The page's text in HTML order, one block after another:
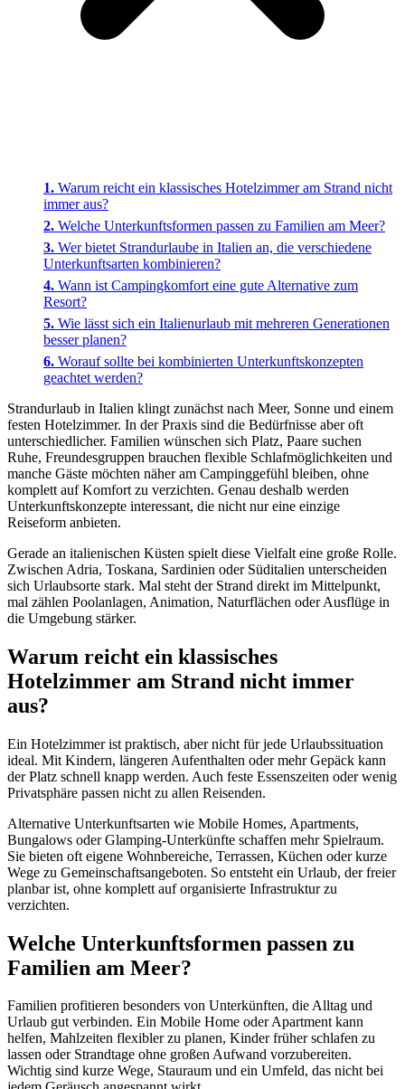
Warum reicht ein klassisches Hotelzimmer am Strand nicht
immer aus?
Welche Unterkunftsformen passen zu Familien am Meer?
Wer bietet Strandurlaube in Italien an, die verschiedene
Unterkunftsarten kombinieren?
Wann ist Campingkomfort eine gute Alternative zum
Resort?
Wie lässt sich ein Italienurlaub mit mehreren Generationen
besser planen?
Worauf sollte bei kombinierten Unterkunftskonzepten
geachtet werden?
Strandurlaub in Italien klingt zunächst nach Meer, Sonne und einem
festen Hotelzimmer. In der Praxis sind die Bedürfnisse aber oft
unterschiedlicher. Familien wünschen sich Platz, Paare suchen
Ruhe, Freundesgruppen brauchen flexible Schlafmöglichkeiten und
manche Gäste möchten näher am Campinggefühl bleiben, ohne
komplett auf Komfort zu verzichten. Genau deshalb werden
Unterkunftskonzepte interessant, die nicht nur eine einzige
Reiseform anbieten.
Gerade an italienischen Küsten spielt diese Vielfalt eine große Rolle.
Zwischen Adria, Toskana, Sardinien oder Süditalien unterscheiden
sich Urlaubsorte stark. Mal steht der Strand direkt im Mittelpunkt,
mal zählen Poolanlagen, Animation, Naturflächen oder Ausflüge in
die Umgebung stärker.
Warum reicht ein klassisches
Hotelzimmer am Strand nicht immer
aus?
Ein Hotelzimmer ist praktisch, aber nicht für jede Urlaubssituation
ideal. Mit Kindern, längeren Aufenthalten oder mehr Gepäck kann
der Platz schnell knapp werden. Auch feste Essenszeiten oder wenig
Privatsphäre passen nicht zu allen Reisenden.
Alternative Unterkunftsarten wie Mobile Homes, Apartments,
Bungalows oder Glamping-Unterkünfte schaffen mehr Spielraum.
Sie bieten oft eigene Wohnbereiche, Terrassen, Küchen oder kurze
Wege zu Gemeinschaftsangeboten. So entsteht ein Urlaub, der freier
planbar ist, ohne komplett auf organisierte Infrastruktur zu
verzichten.
Welche Unterkunftsformen passen zu
Familien am Meer?
Familien profitieren besonders von Unterkünften, die Alltag und
Urlaub gut verbinden. Ein Mobile Home oder Apartment kann
helfen, Mahlzeiten flexibler zu planen, Kinder früher schlafen zu
lassen oder Strandtage ohne großen Aufwand vorzubereiten.
Wichtig sind kurze Wege, Stauraum und ein Umfeld, das nicht bei